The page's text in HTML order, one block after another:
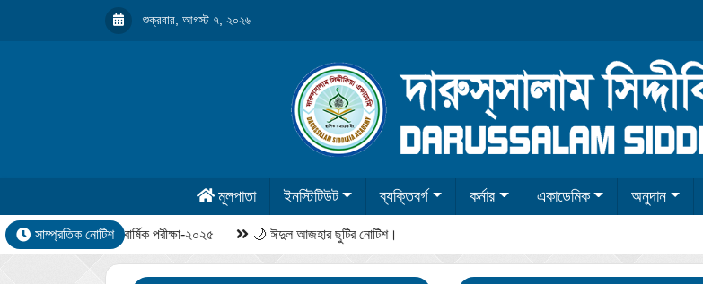
শুক্রবার, আগস্ট ৭, ২০২৬
মূলপাতা ইনস্টিটিউট ব্যক্তিবর্গ কর্নার একাডেমিক অনুদান
সাম্প্রতিক নোটিশ বার্ষিক পরীক্ষা-২০২৫ 🌙 ঈদুল আজহার ছুটির নোটিশ।